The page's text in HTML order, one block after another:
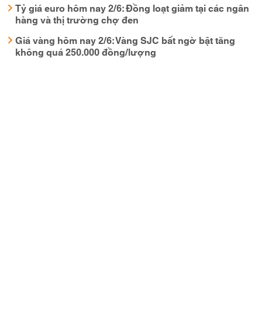
Tỷ giá euro hôm nay 2/6: Đồng loạt giảm tại các ngân
hàng và thị trường chợ đen
Giá vàng hôm nay 2/6: Vàng SJC bất ngờ bật tăng
không quá 250.000 đồng/lượng